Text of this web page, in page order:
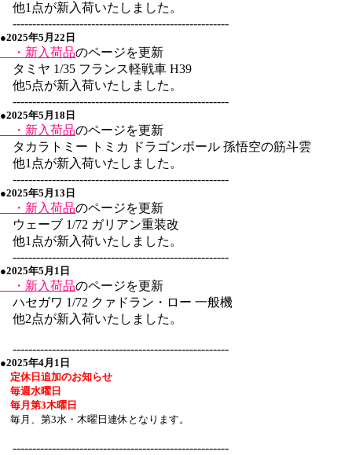
他1点が新入荷いたしました。
-------------------------------------------------------
●2025年5月22日
・新入荷品のページを更新
タミヤ 1/35 フランス軽戦車 H39
他5点が新入荷いたしました。
-------------------------------------------------------
●2025年5月18日
・新入荷品のページを更新
タカラトミー トミカ ドラゴンボール 孫悟空の筋斗雲
他1点が新入荷いたしました。
-------------------------------------------------------
●2025年5月13日
・新入荷品のページを更新
ウェーブ 1/72 ガリアン重装改
他1点が新入荷いたしました。
-------------------------------------------------------
●2025年5月1日
・新入荷品のページを更新
ハセガワ 1/72 クァドラン・ロー 一般機
他2点が新入荷いたしました。
-------------------------------------------------------
●2025年4月1日
定休日追加のお知らせ
毎週水曜日
毎月第3木曜日
毎月、第3水・木曜日連休となります。
-------------------------------------------------------